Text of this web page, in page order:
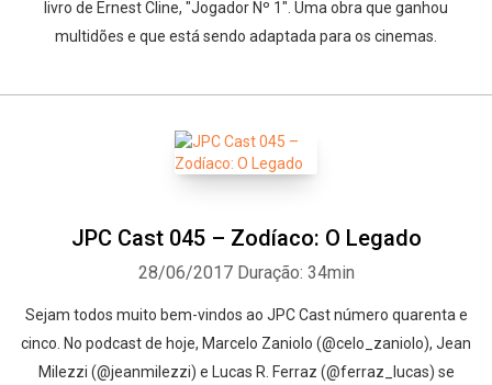
livro de Ernest Cline, "Jogador Nº 1". Uma obra que ganhou
multidões e que está sendo adaptada para os cinemas.
JPC Cast 045 – Zodíaco: O Legado
28/06/2017 Duração: 34min
Sejam todos muito bem-vindos ao JPC Cast número quarenta e
cinco. No podcast de hoje, Marcelo Zaniolo (@celo_zaniolo), Jean
Milezzi (@jeanmilezzi) e Lucas R. Ferraz (@ferraz_lucas) se